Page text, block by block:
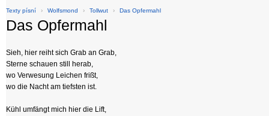
Texty písní › Wolfsmond › Tollwut › Das Opfermahl
Das Opfermahl
Sieh, hier reiht sich Grab an Grab,
Sterne schauen still herab,
wo Verwesung Leichen frißt,
wo die Nacht am tiefsten ist.
Kühl umfängt mich hier die Lift,